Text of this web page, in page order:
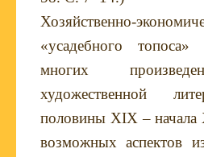
Хозяйственно-
«усадебного топоса»
многих
художественной
половины XIX –
возможных аспектов